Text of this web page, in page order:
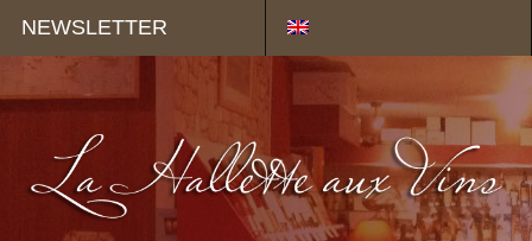
NEWSLETTER
Panneau de gestion des cookies